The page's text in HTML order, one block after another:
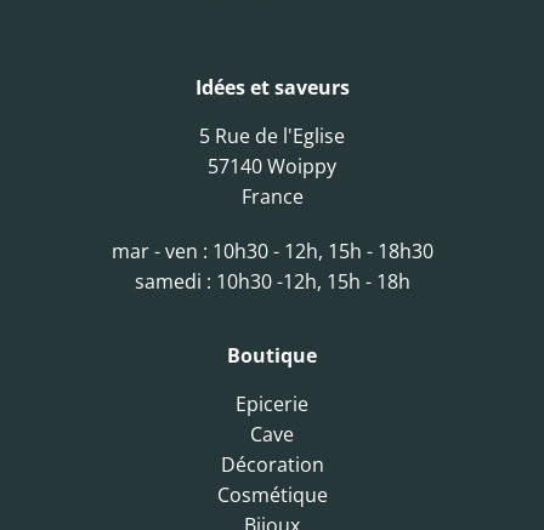
Idées et saveurs
5 Rue de l'Eglise
57140 Woippy
France
mar - ven : 10h30 - 12h, 15h - 18h30
samedi : 10h30 -12h, 15h - 18h
Boutique
Epicerie
Cave
Décoration
Cosmétique